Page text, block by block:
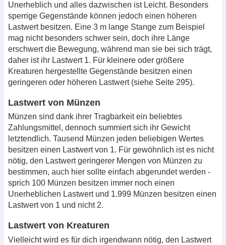
Unerheblich und alles dazwischen ist Leicht. Besonders
sperrige Gegenstände können jedoch einen höheren
Lastwert besitzen. Eine 3 m lange Stange zum Beispiel
mag nicht besonders schwer sein, doch ihre Länge
erschwert die Bewegung, während man sie bei sich trägt,
daher ist ihr Lastwert 1. Für kleinere oder größere
Kreaturen hergestellte Gegenstände besitzen einen
geringeren oder höheren Lastwert (siehe Seite 295).
Lastwert von Münzen
Münzen sind dank ihrer Tragbarkeit ein beliebtes
Zahlungsmittel, dennoch summiert sich ihr Gewicht
letztendlich. Tausend Münzen jeden beliebigen Wertes
besitzen einen Lastwert von 1. Für gewöhnlich ist es nicht
nötig, den Lastwert geringerer Mengen von Münzen zu
bestimmen, auch hier sollte einfach abgerundet werden -
sprich 100 Münzen besitzen immer noch einen
Unerheblichen Lastwert und 1.999 Münzen besitzen einen
Lastwert von 1 und nicht 2.
Lastwert von Kreaturen
Vielleicht wird es für dich irgendwann nötig, den Lastwert